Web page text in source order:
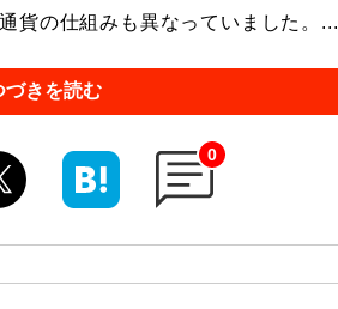
貨の仕組みも異なっていました。...
づきを読む
0